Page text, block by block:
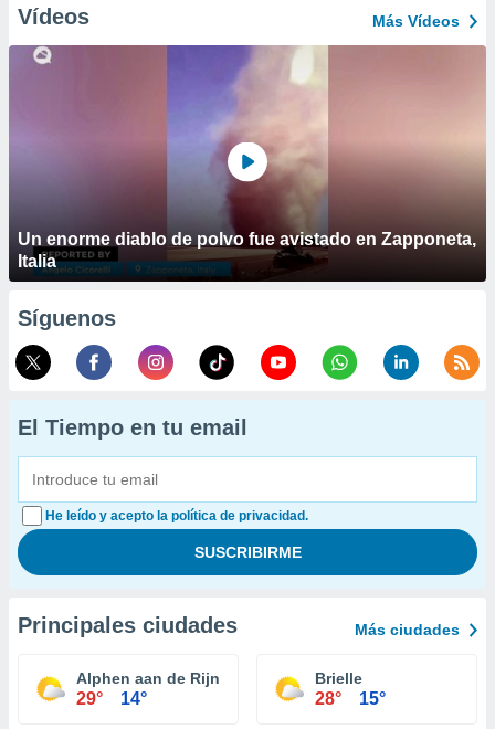
Vídeos Más Vídeos
Un enorme diablo de polvo fue avistado en Zapponeta,
Italia
Síguenos
El Tiempo en tu email
He leído y acepto la política de privacidad.
Principales ciudades Más ciudades
Alphen aan de Rijn
29° 14°
Brielle
28° 15°